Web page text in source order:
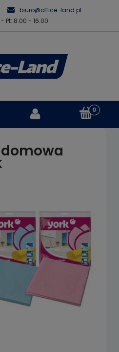
biuro@office-land.pl
- Pt: 8.00 - 16.00